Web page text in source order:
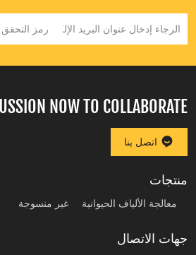
NOW TO COLLABORATE
اتصل بنا
منتجات
معالجة الألياف الحيوانية غير منسوجة
جهات الاتصال